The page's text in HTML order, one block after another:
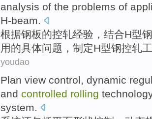
analysis of the problems of
H-beam
根据钢板的控轧经验 ，结合H型钢
用的具体问题 ， 制定H型钢控轧
youdao
Plan view control, dynamic
and controlled rolling
system.